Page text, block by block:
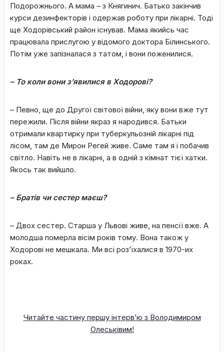
Подорожнього. А мама – з Княгинич. Батько закінчив
курси дезинфекторів і одержав роботу при лікарні. Тоді
ще Ходорівський район існував. Мама якийсь час
працювала прислугою у відомого доктора Білинського.
Потім уже запізналася з татом, і вони поженилися.
– То коли вони з’явилися в Ходорові?
– Певно, ще до Другої світової війни, яку вони вже тут
пережили. Після війни якраз я народився. Батьки
отримали квартирку при туберкульозній лікарні під
лісом, там де Мирон Регей живе. Саме там я і побачив
світло. Навіть не в лікарні, а в одній з кімнат тієї хатки.
Якось так вийшло.
– Братів чи сестер маєш?
– Двох сестер. Старша у Львові живе, на пенсії вже. А
молодша померла вісім років тому. Вона також у
Ходорові не мешкала. Ми всі роз’їхалися в 1970-их
роках.
Читайте частину першу інтерв’ю з Володимиром
Олеськівим!